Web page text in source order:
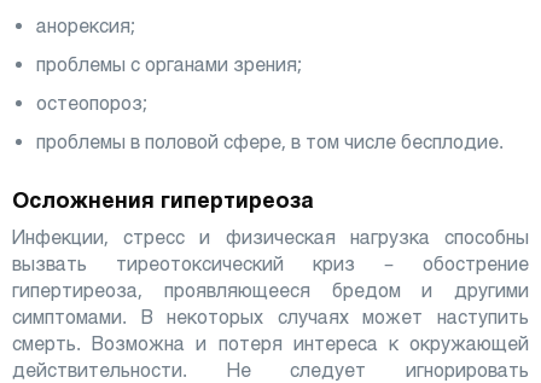
анорексия;
проблемы с органами зрения;
остеопороз;
проблемы в половой сфере, в том числе бесплодие.
Осложнения гипертиреоза
Инфекции, стресс и физическая нагрузка способны
вызвать тиреотоксический криз – обострение
гипертиреоза, проявляющееся бредом и другими
симптомами. В некоторых случаях может наступить
смерть. Возможна и потеря интереса к окружающей
действительности. Не следует игнорировать